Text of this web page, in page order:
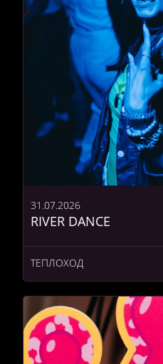
RIVER DANCE
31.07.2026
ТЕПЛОХОД